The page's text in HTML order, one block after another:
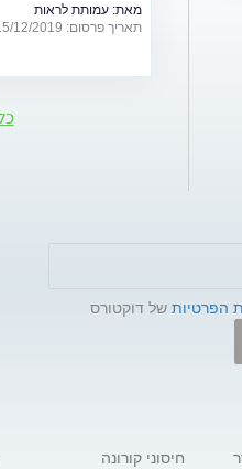
מאת: עמותת לראות
תאריך פרסום: 15/12/2019
הפרטיות של דוקטורס
חיסוני קורונה